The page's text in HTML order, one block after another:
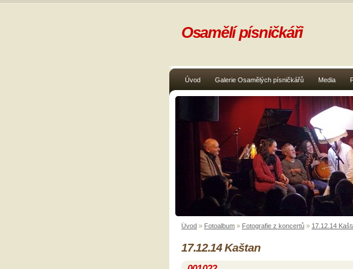
Úvod Galerie Osamělých písničkářů Media
Osamělí písničkáři
Úvod » Fotoalbum » Fotografie z koncertů » 17.12.14
17.12.14 Kaštan